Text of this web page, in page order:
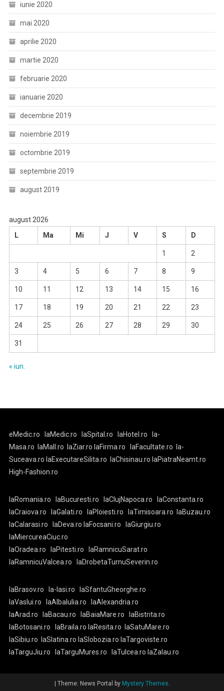
iunie 2020
mai 2020
aprilie 2020
martie 2020
februarie 2020
ianuarie 2020
decembrie 2019
noiembrie 2019
octombrie 2019
septembrie 2019
august 2019
august 2026
L
Ma Mi J V S D
1 2
3 4 5 6 7 8 9
10 11 12 13 14 15 16
17 18 19 20 21 22 23
24 25 26 27 28 29 30
31
« iun.
eMedic.ro laMedic.ro laSpital.ro laHotel.ro
la-
Masa.ro
laMall.ro laZiar.ro laFirma.ro laFacultate.ro
la-
Suceava.ro laExecutareSilita.ro laChisinau.ro laPiatraNeamt.ro
High-Fashion.ro
laRomania.ro laBucuresti.ro laClujNapoca.ro
laConstanta.ro
laCraiova.ro
laGalati.ro laPloiesti.ro laTimisoara.ro
laBuzau.ro
laCalarasi.ro
laDeva.ro laFocsani.ro
laGiurgiu.ro
laMiercureaCiuc.ro
laOradea.ro
laPitesti.ro
laRamnicuSarat.ro
laRamnicuValcea.ro
laDrobetaTurnuSeverin.ro
laBrasov.ro la-Iasi.ro
laSfantuGheorghe.ro
laVaslui.ro
laAlbaIulia.ro
laAlexandria.ro
laArad.ro
laBacau.ro laBaiaMare.ro
laBistrita.ro
laBotosani.ro
laBraila.ro laResita.ro
laSatuMare.ro
laSibiu.ro
laSlatina.ro laSlobozia.ro laTargoviste.ro
laTarguJiu.ro
laTarguMures.ro laTulcea.ro laZalau.ro
Theme: News Portal by Mystery Themes.